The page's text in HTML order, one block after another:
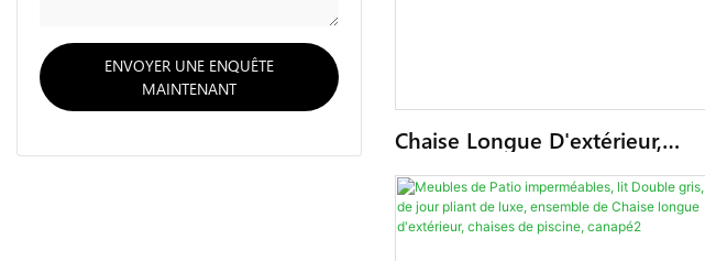
ENVOYER UNE ENQUÊTE
MAINTENANT
Chaise Longue D'extérieur,
Hauteur Réglable, Positions Du
Dossier, Lit De Bronzage Côté
Piscine, Lit De Jour